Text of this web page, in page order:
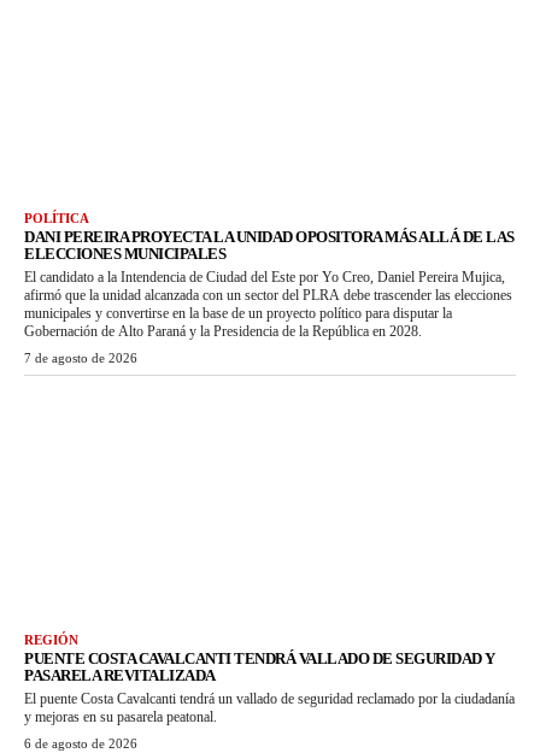
POLÍTICA
DANI PEREIRA PROYECTA LA UNIDAD OPOSITORA MÁS ALLÁ DE LAS
ELECCIONES MUNICIPALES
El candidato a la Intendencia de Ciudad del Este por Yo Creo, Daniel Pereira Mujica,
afirmó que la unidad alcanzada con un sector del PLRA debe trascender las elecciones
municipales y convertirse en la base de un proyecto político para disputar la
Gobernación de Alto Paraná y la Presidencia de la República en 2028.
7 de agosto de 2026
REGIÓN
PUENTE COSTA CAVALCANTI TENDRÁ VALLADO DE SEGURIDAD Y
PASARELA REVITALIZADA
El puente Costa Cavalcanti tendrá un vallado de seguridad reclamado por la ciudadanía
y mejoras en su pasarela peatonal.
6 de agosto de 2026